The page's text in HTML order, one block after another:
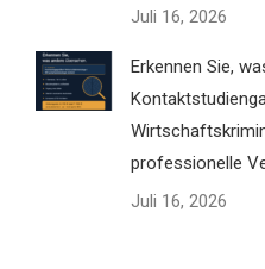
Juli 16, 2026
Erkennen Sie,
professionelle
Juli 16, 2026